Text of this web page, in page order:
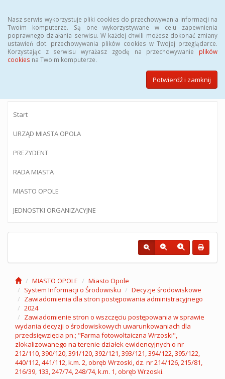
Nasz serwis wykorzystuje pliki cookies do przechowywania informacji na
Twoim komputerze. Są one wykorzystywane w celu zapewnienia
poprawnego działania serwisu. W każdej chwili możesz dokonać zmiany
ustawień dot. przechowywania plików cookies w Twojej przeglądarce.
Korzystając z serwisu wyrażasz zgodę na przechowywanie plików
cookies na Twoim komputerze.
Potwierdź i zamknij
BIULETYN INFORMACJI PUBLICZNEJ
Urzędu Miasta Opola
Start
URZĄD MIASTA OPOLA
PREZYDENT
RADA MIASTA
MIASTO OPOLE
JEDNOSTKI ORGANIZACYJNE
MIASTO OPOLE
Miasto Opole
System Informacji o Środowisku
Decyzje środowiskowe
Zawiadomienia dla stron postępowania administracyjnego
2024
Zawiadomienie stron o wszczęciu postępowania w sprawie
wydania decyzji o środowiskowych uwarunkowaniach dla
przedsięwzięcia pn.; "Farma fotowoltaiczna Wrzoski",
zlokalizowanego na terenie działek ewidencyjnych o nr
212/110, 390/120, 391/120, 392/121, 393/121, 394/122, 395/122,
440/112, 441/112, k.m. 2, obręb Wrzoski, dz. nr 214/126, 215/81,
216/39, 133, 247/74, 248/74, k.m. 1, obręb Wrzoski.